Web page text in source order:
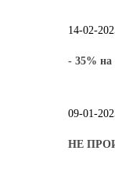
14-02-
- 35%
09-01-
НЕ